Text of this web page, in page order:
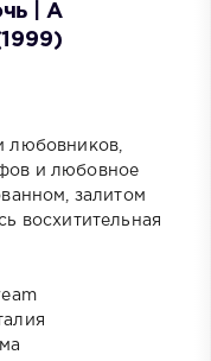
| A
любовников,
и любовное
залитом
восхитительная